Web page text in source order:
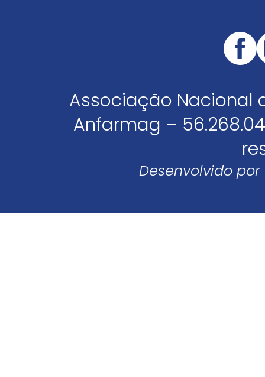
Associação Nacional
Anfarmag –
Desenvolvido por